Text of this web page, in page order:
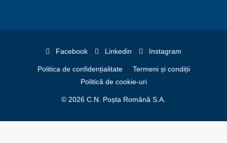
Facebook Linkedin Instagram
Politica de confidențialitate
Termeni și condiții
Politică de cookie-uri
© 2026 C.N. Poșta Română S.A.